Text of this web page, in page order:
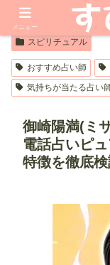
【PR】本ページはプロ
スピリチュアル
おすすめ占い師
気持ちが当たる占い
御崎陽満(ミ
電話占いピ
特徴を徹底
メニュー